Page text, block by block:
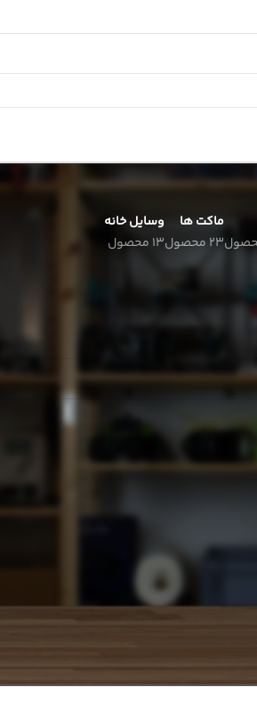
ماکت ها
23 محصول
وسایل خانه
13 محصول